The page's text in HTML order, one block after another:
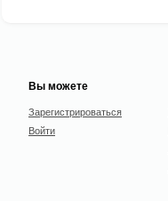
Вы можете
Зарегистрироваться
Войти